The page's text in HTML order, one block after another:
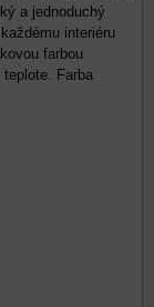
a jednoduchý
interiéru
farbou
Farba